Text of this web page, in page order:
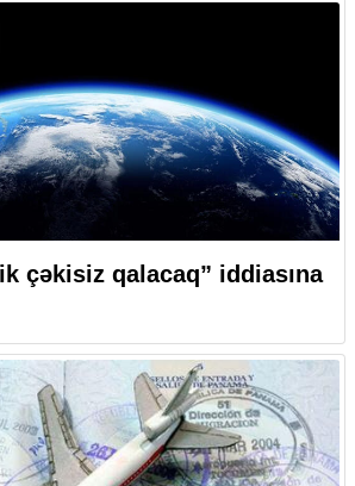
çəkisiz qalacaq” iddiasına